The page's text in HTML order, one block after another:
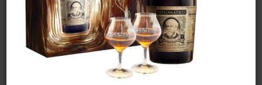
on value of type null in
/htdocs/drinkjullien.be/wp-
content/themes/oshin/content.php
on line28